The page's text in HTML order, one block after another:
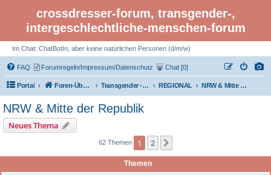
crossdresser-forum, transgender-,
intergeschlechtliche-menschen-forum
Im Chat: ChatBotIn, aber keine natürlichen Personen (d/m/w)
FAQ Forumregeln/Impressum/Datenschutz Chat [0]
Portal Foren-Übersicht Transgender - Crossdresser-Forum REGIONAL NRW & Mitte der Republik
NRW & Mitte der Republik
Neues Thema
62 Themen 1 2
Themen